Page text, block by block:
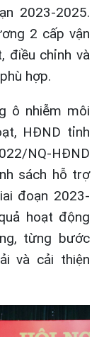
2023-2025.
2 cấp vận
điều chỉnh và
hợp.
ô nhiễm môi
HĐND tỉnh
NQ-HĐND
sách hỗ trợ
đoạn 2023-
hoạt động
từng bước
và cải thiện